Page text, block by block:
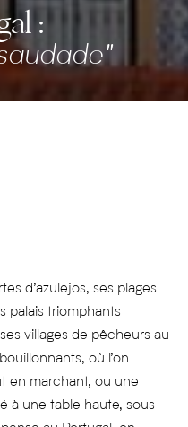
:
d’azulejos, ses plages
palais triomphants
villages de pêcheurs au
où l’on
en marchant, ou une
à une table haute, sous